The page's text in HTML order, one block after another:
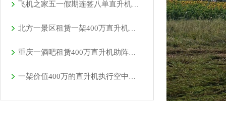
飞机之家五一假期连签八单直升机合同
北方一景区租赁一架400万直升机空中飞行
重庆一酒吧租赁400万直升机助阵现场豪车云集
一架价值400万的直升机执行空中看房